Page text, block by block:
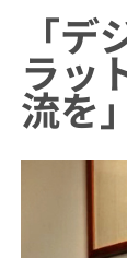
「
ラッ
流を」